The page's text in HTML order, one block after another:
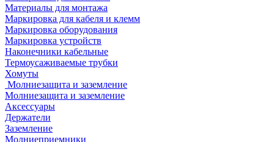
Материалы для монтажа
Маркировка для кабеля и клемм
Маркировка оборудования
Маркировка устройств
Наконечники кабельные
Термоусаживаемые трубки
Хомуты
Молниезащита и заземление
Молниезащита и заземление
Аксессуары
Держатели
Заземление
Молниеприемники